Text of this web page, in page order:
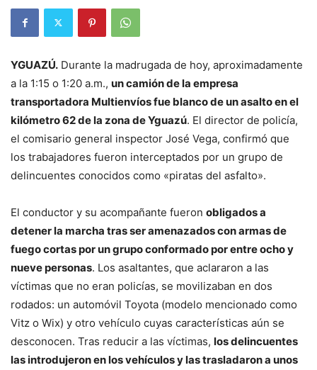
YGUAZÚ. Durante la madrugada de hoy, aproximadamente
a la 1:15 o 1:20 a.m., un camión de la empresa
transportadora Multienvíos fue blanco de un asalto en el
kilómetro 62 de la zona de Yguazú. El director de policía,
el comisario general inspector José Vega, confirmó que
los trabajadores fueron interceptados por un grupo de
delincuentes conocidos como «piratas del asfalto».
El conductor y su acompañante fueron obligados a
detener la marcha tras ser amenazados con armas de
fuego cortas por un grupo conformado por entre ocho y
nueve personas. Los asaltantes, que aclararon a las
víctimas que no eran policías, se movilizaban en dos
rodados: un automóvil Toyota (modelo mencionado como
Vitz o Wix) y otro vehículo cuyas características aún se
desconocen. Tras reducir a las víctimas, los delincuentes
las introdujeron en los vehículos y las trasladaron a unos